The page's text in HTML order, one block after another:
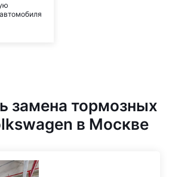
замена тормозных
в Москве